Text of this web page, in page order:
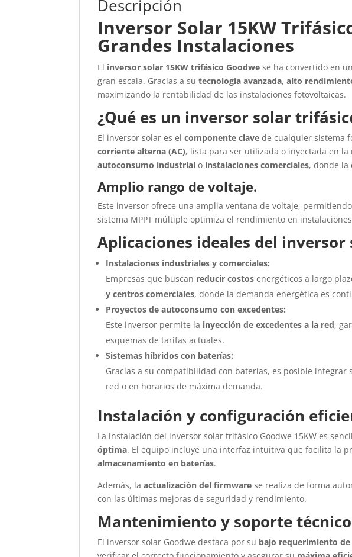
Descripción
Inversor Solar 15KW
Grandes Instalaciones
El inversor solar 15KW trifásico Goodwe se ha convertido en
gran escala. Gracias a sutecnología avanzada,alto
maximizando la rentabilidad de las instalaciones fotovoltaicas.
¿Qué es un inversor solar
El inversor solar es elcomponente clave de cualquier sistema
corriente alterna (AC), lista para ser utilizada o inyectada en
autoconsumo industrial o instalaciones comerciales, donde la
Amplio rango de voltaje.
Este inversor ofrece una amplia ventana de voltaje,
sistema MPPT múltiple optimiza el rendimiento en
Aplicaciones ideales del
Instalaciones industriales y comerciales:
Empresas que buscan reducir costos energéticos a largo
y centros comerciales, donde la demanda energética es
Proyectos de autoconsumo con excedentes:
Este inversor permite la inyección de excedentes a la red,
esquemas de tarifas actuales.
Sistemas híbridos con baterías:
Gracias a su compatibilidad con baterías, es posible integrar
red o en horarios de máxima demanda.
Instalación y configuración
La instalación del inversor solar trifásico Goodwe 15KW es
óptima. El equipo incluye una interfaz intuitiva que facilita la
almacenamiento en baterías.
Además, laactualización del firmware se realiza de forma
con las últimas mejoras de seguridad y rendimiento.
Mantenimiento y soporte técnico
El inversor solar Goodwe destaca por su bajo requerimiento